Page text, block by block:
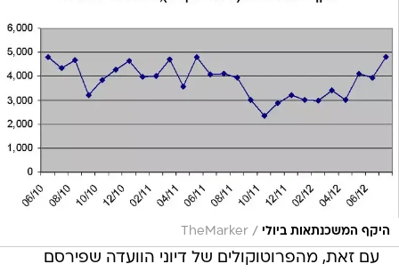
היקף המשכנתאות ביולי /
TheMarker
עם זאת, מהפרוטוקולים של דיוני הוועדה שפירסם